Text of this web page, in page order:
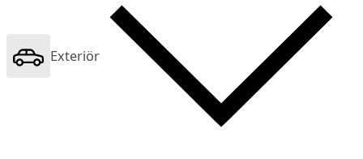
Exteriör